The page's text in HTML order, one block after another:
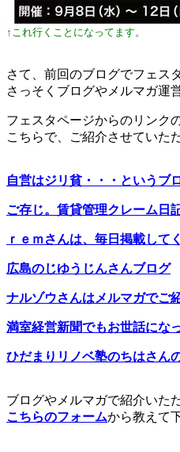
↑これ行くことになってます。
さて、前回のブログでフェス
さっそくブログやメルマガ運
フェスタページからのリンク
こちらで、ご紹介させていた
自営はジリ貧・・・というブ
ご存じ。賃貸管理クレーム日
ｒｅｍさんは、毎日掲載して
広島のじゆうじんさんブログ
ナルゾウさんはメルマガでご
満室経営新聞でもお世話にな
ひだまりリノベ塾のちはさん
ブログやメルマガで紹介いた
こちらのフォームから教えて